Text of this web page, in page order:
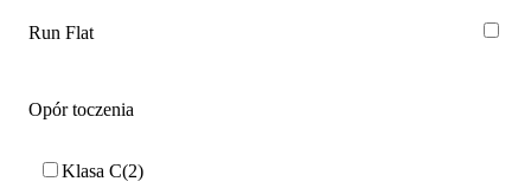
Run Flat
Opór toczenia
Klasa C 2